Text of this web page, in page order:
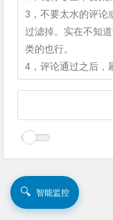
🔍 智能监控